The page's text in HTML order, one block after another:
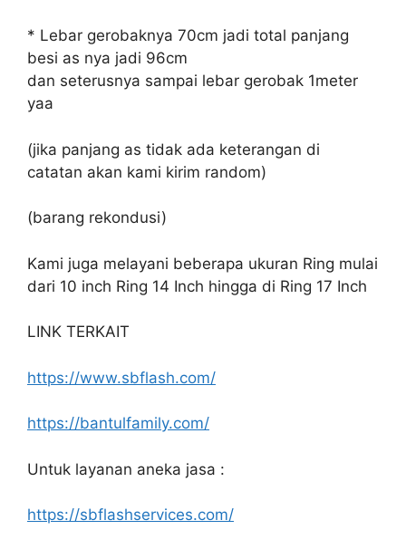
* Lebar gerobaknya 70cm jadi total panjang
besi as nya jadi 96cm
dan seterusnya sampai lebar gerobak 1meter
yaa
(jika panjang as tidak ada keterangan di
catatan akan kami kirim random)
(barang rekondusi)
Kami juga melayani beberapa ukuran Ring mulai
dari 10 inch Ring 14 Inch hingga di Ring 17 Inch
LINK TERKAIT
https://www.sbflash.com/
https://bantulfamily.com/
Untuk layanan aneka jasa :
https://sbflashservices.com/